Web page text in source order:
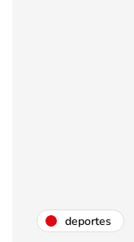
deportes